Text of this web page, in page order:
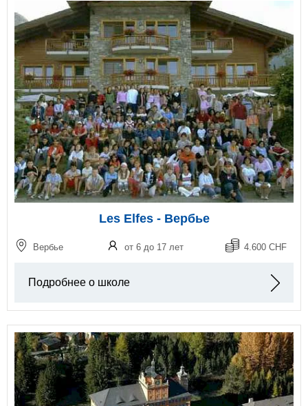
Les Elfes - Вербье
Вербье от 6 до 17 лет 4.600 CHF
Подробнее о школе